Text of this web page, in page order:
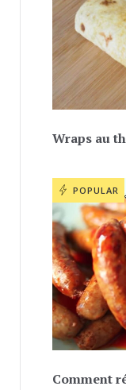
Wraps au
POPULAR
Comment